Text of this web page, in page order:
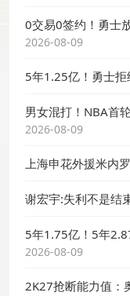
0交易0签约！勇士
2026-08-09
5年1.25亿！勇士
男女混打！NBA首
2026-08-09
上海申花外援米内
谢宏宇:失利不是结
5年1.75亿！5年
2026-08-09
2K27抢断能力值：